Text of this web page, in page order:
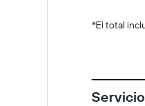
*El total